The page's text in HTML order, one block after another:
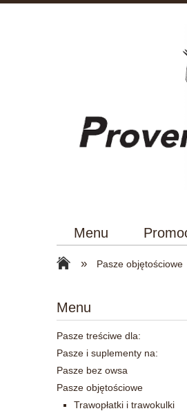
Menu
» Pasze objętościowe
Menu
Pasze treściwe dla:
Pasze i suplementy na:
Pasze bez owsa
Pasze objętościowe
Trawopłatki i trawokulki